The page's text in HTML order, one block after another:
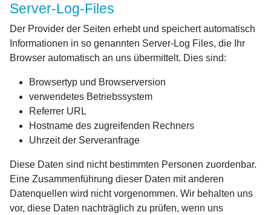
Server-Log-Files
Der Provider der Seiten erhebt und speichert automatisch
Informationen in so genannten Server-Log Files, die Ihr
Browser automatisch an uns übermittelt. Dies sind:
Browsertyp und Browserversion
verwendetes Betriebssystem
Referrer URL
Hostname des zugreifenden Rechners
Uhrzeit der Serveranfrage
Diese Daten sind nicht bestimmten Personen zuordenbar.
Eine Zusammenführung dieser Daten mit anderen
Datenquellen wird nicht vorgenommen. Wir behalten uns
vor, diese Daten nachträglich zu prüfen, wenn uns